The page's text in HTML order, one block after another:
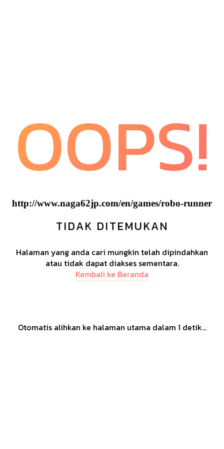
OOPS!
http://www.naga62jp.com/en/games/robo-runner
TIDAK DITEMUKAN
Halaman yang anda cari mungkin telah dipindahkan
atau tidak dapat diakses sementara.
Kembali ke Beranda
Otomatis alihkan ke halaman utama dalam 1 detik...